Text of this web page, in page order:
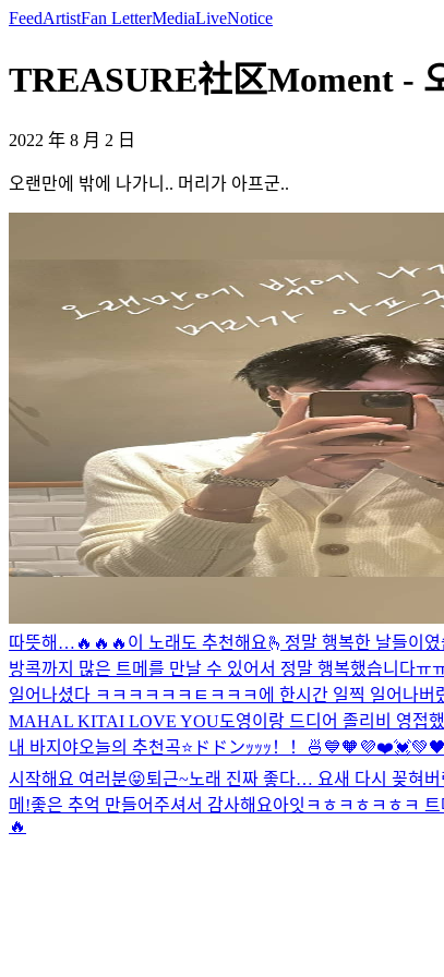
FeedArtistFan LetterMediaLiveNotice
TREASURE社区Moment -
2022 年 8 月 2 日
오랜만에 밖에 나가니.. 머리가 아프군..
따뜻해… 🔥🔥🔥 이 노래도 추천해요🫰 정말 행복한 날들이
방콕까지 많은 트메를 만날 수 있어서 정말 행복했습니다
일어나셨다 ㅋㅋㅋㅋㅋㅋㅌㅋㅋㅋ 에 한시간 일찍 일어나버
MAHAL KITAI LOVE YOU도영이랑 드디어 졸리비 영접
내 바지야오늘의 추천곡⭐️ ドドンｯｯｯ！！🍜
시작해요 여러분😝퇴근~노래 진짜 좋다… 요새 다시 꽂혀
메!좋은 추억 만들어주셔서 감사해요아잇ㅋㅎㅋㅎㅋㅎㅋ
🔥